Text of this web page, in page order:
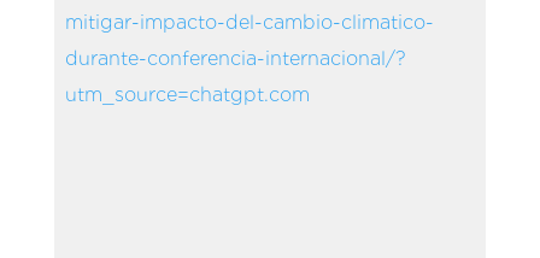
mitigar-impacto-del-cambio-climatico-
durante-conferencia-internacional/?
utm_source=chatgpt.com